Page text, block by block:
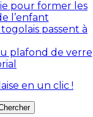
pour former les
l’enfant
passent à
plafond de verre
en un clic !